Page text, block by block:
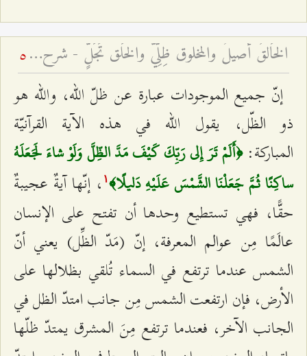
الخَالقُ أصيلٌ والمخلوق ظِلِّيٌّ والخَلق تَجَلٍّ - شرح فقرات مِن دعاء الافتتاح – الجلسة السادسة 5
إنّ جميع الموجودات عبارة عن ظلّ الله، والله هو
ذو الظّل، يقول الله في هذه الآية القرآنيّة
المباركة:﴿أَلَمْ تَرَ إِلى‌ رَبِّكَ كَيْفَ مَدَّ الظِّلَّ وَلَوْ شاءَ لَجَعَلَهُ
ساكِنًا ثُمَّ جَعَلْنَا الشَّمْسَ عَلَيْهِ دَليلًا﴾۱ ، إنّها آيةٌ عجيبةٌ
حقًّا، فهي تستطيع وحدها أن تفتح على الإنسان
عالَمًا مِن عوالم المعرفة، إنّ (مَدّ الظِّل) يعني أنّ
الشمس عندما ترتفع في السماء تُلقي بظلالها على
الأرض، فإن ارتفعت الشمس مِن جانب امتدّ الظل في
الجانب الآخر، فعندما ترتفع مِنَ المشرق يمتدّ ظلّها